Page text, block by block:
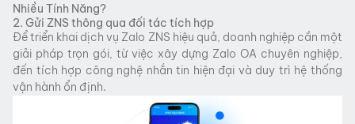
Nhiều Tính Năng?
2. Gửi ZNS thông qua đối tác tích hợp
Để triển khai dịch vụ Zalo ZNS hiệu quả, doanh nghiệp cần một
giải pháp trọn gói, từ việc xây dựng Zalo OA chuyên nghiệp,
đến tích hợp công nghệ nhắn tin hiện đại và duy trì hệ thống
vận hành ổn định.